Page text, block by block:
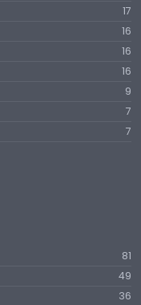
17
16
16
16
9
7
7
81
49
36